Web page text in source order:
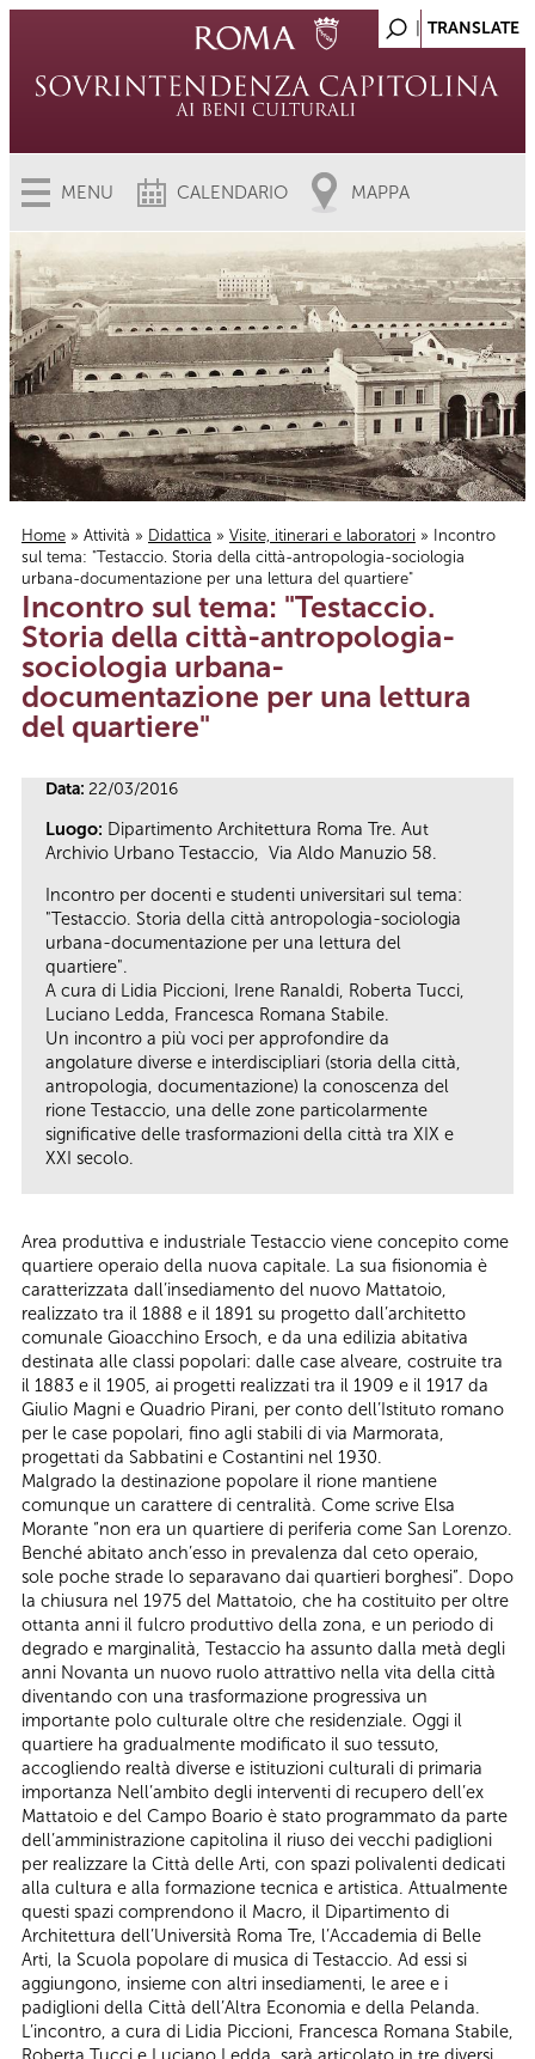
MENU CALENDARIO MAPPA
Tu sei qui
Home » Attività » Didattica » Visite, itinerari e laboratori » Incontro
sul tema: "Testaccio. Storia della città-antropologia-sociologia
urbana-documentazione per una lettura del quartiere"
Incontro sul tema: "Testaccio.
Storia della città-antropologia-
sociologia urbana-
documentazione per una lettura
del quartiere"
Data: 22/03/2016
Luogo: Dipartimento Architettura Roma Tre. Aut
Archivio Urbano Testaccio, Via Aldo Manuzio 58.
Incontro per docenti e studenti universitari sul tema:
"Testaccio. Storia della città antropologia-sociologia
urbana-documentazione per una lettura del
quartiere".
A cura di Lidia Piccioni, Irene Ranaldi, Roberta Tucci,
Luciano Ledda, Francesca Romana Stabile.
Un incontro a più voci per approfondire da
angolature diverse e interdiscipliari (storia della città,
antropologia, documentazione) la conoscenza del
rione Testaccio, una delle zone particolarmente
significative delle trasformazioni della città tra XIX e
XXI secolo.
Area produttiva e industriale Testaccio viene concepito come
quartiere operaio della nuova capitale. La sua fisionomia è
caratterizzata dall’insediamento del nuovo Mattatoio,
realizzato tra il 1888 e il 1891 su progetto dall’architetto
comunale Gioacchino Ersoch, e da una edilizia abitativa
destinata alle classi popolari: dalle case alveare, costruite tra
il 1883 e il 1905, ai progetti realizzati tra il 1909 e il 1917 da
Giulio Magni e Quadrio Pirani, per conto dell’Istituto romano
per le case popolari, fino agli stabili di via Marmorata,
progettati da Sabbatini e Costantini nel 1930.
Malgrado la destinazione popolare il rione mantiene
comunque un carattere di centralità. Come scrive Elsa
Morante “non era un quartiere di periferia come San Lorenzo.
Benché abitato anch’esso in prevalenza dal ceto operaio,
sole poche strade lo separavano dai quartieri borghesi”. Dopo
la chiusura nel 1975 del Mattatoio, che ha costituito per oltre
ottanta anni il fulcro produttivo della zona, e un periodo di
degrado e marginalità, Testaccio ha assunto dalla metà degli
anni Novanta un nuovo ruolo attrattivo nella vita della città
diventando con una trasformazione progressiva un
importante polo culturale oltre che residenziale. Oggi il
quartiere ha gradualmente modificato il suo tessuto,
accogliendo realtà diverse e istituzioni culturali di primaria
importanza Nell’ambito degli interventi di recupero dell’ex
Mattatoio e del Campo Boario è stato programmato da parte
dell’amministrazione capitolina il riuso dei vecchi padiglioni
per realizzare la Città delle Arti, con spazi polivalenti dedicati
alla cultura e alla formazione tecnica e artistica. Attualmente
questi spazi comprendono il Macro, il Dipartimento di
Architettura dell’Università Roma Tre, l’Accademia di Belle
Arti, la Scuola popolare di musica di Testaccio. Ad essi si
aggiungono, insieme con altri insediamenti, le aree e i
padiglioni della Città dell’Altra Economia e della Pelanda.
L’incontro, a cura di Lidia Piccioni, Francesca Romana Stabile,